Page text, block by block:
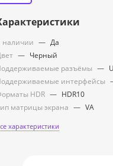
наличии — Да
— Черный
разъёмы —
интерфейсы
HDR — HDR10
матрицы экрана — VA
характеристики